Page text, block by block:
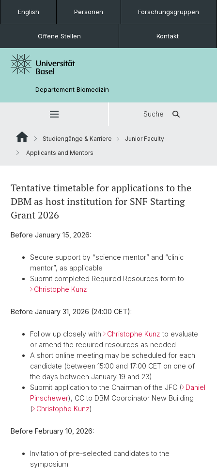
English Personen Forschungsgruppen
Offene Stellen Kontakt
Departement Biomedizin
Suche
Studiengänge & Karriere
Junior Faculty
Applicants and Mentors
Tentative timetable for applications to the
DBM as host institution for SNF Starting
Grant 2026
Before January 15, 2026:
Secure support by “science mentor” and “clinic
mentor”, as applicable
Submit completed Required Resources form to
Christophe Kunz
Before January 31, 2026 (24:00 CET):
Follow up closely with Christophe Kunz to evaluate
or amend the required resources as needed
A short online meeting may be scheduled for each
candidate (between 15:00 and 17:00 CET on one of
the days between January 19 and 23)
Submit application to the Chairman of the JFC ( Daniel
Pinschewer), CC to DBM Coordinator New Building
( Christophe Kunz)
Before February 10, 2026:
Invitation of pre-selected candidates to the
symposium